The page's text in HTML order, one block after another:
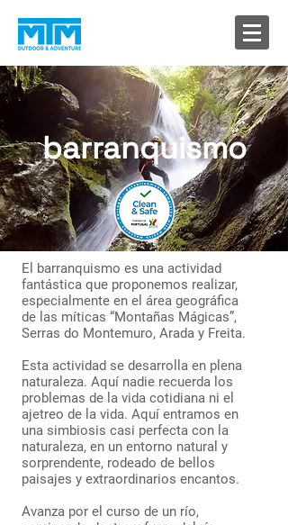
barranquismo
El barranquismo es una actividad
fantástica que proponemos realizar,
especialmente en el área geográfica
de las míticas “Montañas Mágicas”,
Serras do Montemuro, Arada y Freita.
Esta actividad se desarrolla en plena
naturaleza. Aquí nadie recuerda los
problemas de la vida cotidiana ni el
ajetreo de la vida. Aquí entramos en
una simbiosis casi perfecta con la
naturaleza, en un entorno natural y
sorprendente, rodeado de bellos
paisajes y extraordinarios encantos.
Avanza por el curso de un río,